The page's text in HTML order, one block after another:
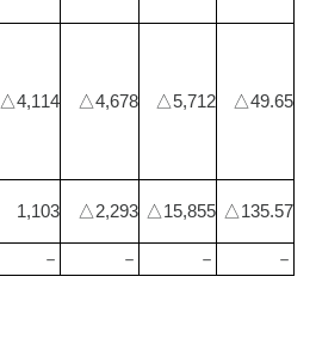
△4,114 △4,678 △5,712 △49.65
1,103 △2,293 △15,855 △135.57
－ － － －